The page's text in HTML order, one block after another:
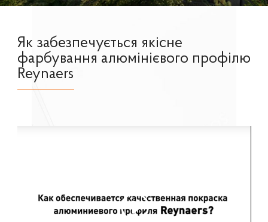
Як забезпечується якісне
фарбування алюмінієвого профілю
Reynaers